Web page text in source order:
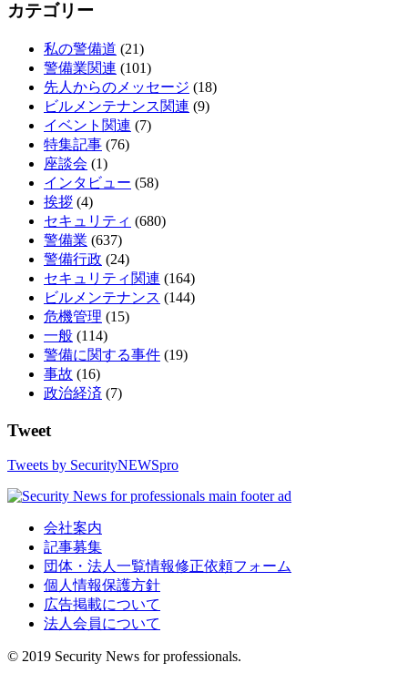
カテゴリー
私の警備道 (21)
警備業関連 (101)
先人からのメッセージ (18)
ビルメンテナンス関連 (9)
イベント関連 (7)
特集記事 (76)
座談会 (1)
インタビュー (58)
挨拶 (4)
セキュリティ (680)
警備業 (637)
警備行政 (24)
セキュリティ関連 (164)
ビルメンテナンス (144)
危機管理 (15)
一般 (114)
警備に関する事件 (19)
事故 (16)
政治経済 (7)
Tweet
Tweets by SecurityNEWSpro
会社案内
記事募集
団体・法人一覧情報修正依頼フォーム
個人情報保護方針
広告掲載について
法人会員について
© 2019 Security News for professionals.